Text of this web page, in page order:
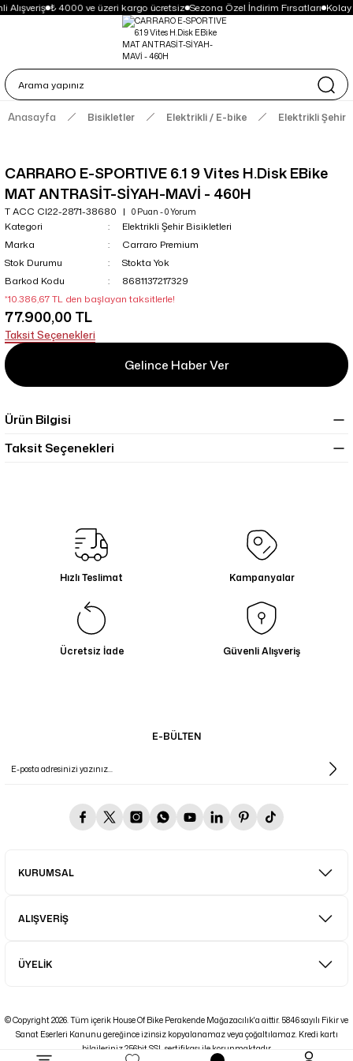
Alışveriş ₺ 4000 ve üzeri kargo ücretsiz Sezona Özel İndirim Fırsatları Kolay
Anasayfa Bisikletler Elektrikli / E-bike Elektrikli Şehir
CARRARO E-SPORTIVE 6.1 9 Vites H.Disk EBike
MAT ANTRASİT-SİYAH-MAVİ - 460H
T ACC CI22-2871-38680 0 Puan - 0 Yorum
Kategori
Elektrikli Şehir Bisikletleri
Marka
Carraro Premium
Stok Durumu
Stokta Yok
Barkod Kodu
8681137217329
*10.386,67 TL den başlayan taksitlerle!
77.900,00 TL
Taksit Seçenekleri
Gelince Haber Ver
Ürün Bilgisi
Taksit Seçenekleri
Hızlı Teslimat Kampanyalar
Ücretsiz İade Güvenli Alışveriş
E-BÜLTEN
KURUMSAL
ALIŞVERİŞ
ÜYELİK
© Copyright 2026. Tüm içerik House Of Bike Perakende Mağazacılık'a aittir. 5846 sayılı Fikir ve
Sanat Eserleri Kanunu gereğince izinsiz kopyalanamaz veya çoğaltılamaz. Kredi kartı
bilgileriniz 256bit SSL sertifikası ile korunmaktadır.